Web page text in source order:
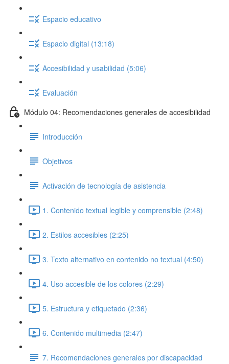
Espacio educativo
Espacio digital (13:18)
Accesibilidad y usabilidad (5:06)
Evaluación
Módulo 04: Recomendaciones generales de accesibilidad
Introducción
Objetivos
Activación de tecnología de asistencia
1. Contenido textual legible y comprensible (2:48)
2. Estilos accesibles (2:25)
3. Texto alternativo en contenido no textual (4:50)
4. Uso accesible de los colores (2:29)
5. Estructura y etiquetado (2:36)
6. Contenido multimedia (2:47)
7. Recomendaciones generales por discapacidad